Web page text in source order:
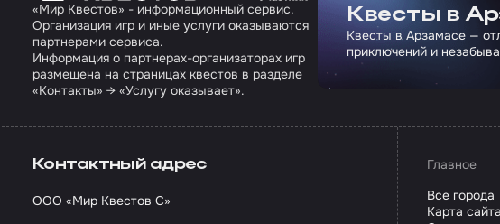
«Мир Квестов» - информационный сервис.
Организация игр и иные услуги оказываются
партнерами сервиса.
Информация о партнерах-организаторах игр
размещена на страницах квестов в разделе
«Контакты» → «Услугу оказывает».
Квесты в
Квесты в Арзамасе —
приключений и
Контактный адрес
ООО «Мир Квестов С»
Главное
Все города
Карта сайта